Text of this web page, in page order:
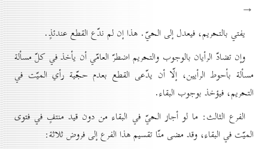
→
يفتي بالتحريم، فيعدل إلى الحيّ. هذا إن لم ندّع القطع عندئذٍ.
وإن تضادّ الرأيان بالوجوب والتحريم اضطرّ العامّي أن يأخذ في كلّ مسألة
مسألة بأحوط الرأيين، إلّا أن يدّعى القطع بعدم حجّية رأي الميّت في
التحريم، فيؤخذ بوجوب البقاء.
الفرع الثالث: ما لو أجاز الحيّ في البقاء من دون قيد منتفٍ في فتوى
الميّت في البقاء، وقد مضی منّا تقسيم هذا الفرع إلى فروض ثلاثة: